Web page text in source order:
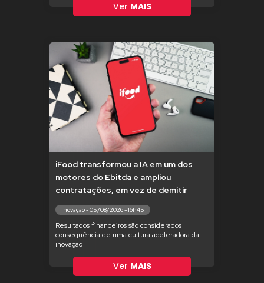
Ver MAIS
iFood transformou a IA em um dos
motores do Ebitda e ampliou
contratações, em vez de demitir
Inovação - 05/08/2026 - 16h45
Resultados financeiros são considerados
consequência de uma cultura aceleradora da
inovação
Ver MAIS